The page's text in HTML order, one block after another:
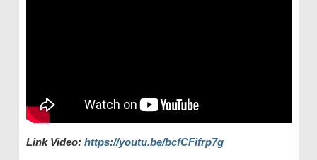
Link Video: https://youtu.be/bcfCFifrp7g